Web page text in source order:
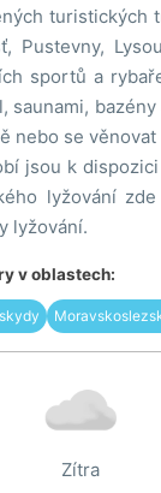
turistických
Pustevny,
sportů a
saunami,
nebo se
jsou k
lyžování
lyžování.
v oblastech:
Zítra